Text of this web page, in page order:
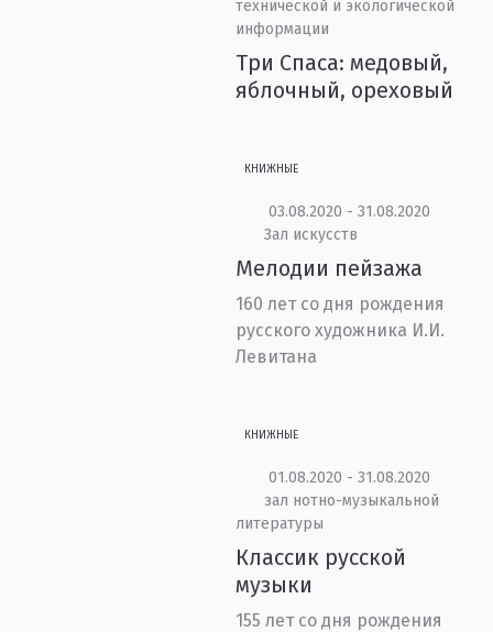
технической и экологической
информации
Три Спаса: медовый,
яблочный, ореховый
КНИЖНЫЕ
03.08.2020 - 31.08.2020
Зал искусств
Мелодии пейзажа
160 лет со дня рождения
русского художника И.И.
Левитана
КНИЖНЫЕ
01.08.2020 - 31.08.2020
зал нотно-музыкальной
литературы
Классик русской
музыки
155 лет со дня рождения